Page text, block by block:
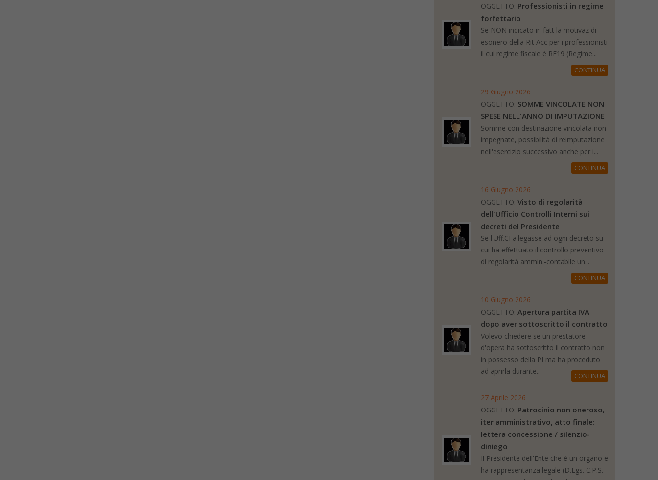
OGGETTO: Professionisti in regime
forfettario
Se NON indicato in fatt la motivaz di
esonero della Rit Acc per i professionisti
il cui regime fiscale è RF19 (Regime...
CONTINUA
29 Giugno 2026
OGGETTO: SOMME VINCOLATE NON
SPESE NELL'ANNO DI IMPUTAZIONE
Somme con destinazione vincolata non
impegnate, possibilità di reimputazione
nell'esercizio successivo anche per i...
CONTINUA
16 Giugno 2026
OGGETTO: Visto di regolarità
dell'Ufficio Controlli Interni sui
decreti del Presidente
Se l'Uff.CI allegasse ad ogni decreto su
cui ha effettuato il controllo preventivo
di regolarità ammin.-contabile un...
CONTINUA
10 Giugno 2026
OGGETTO: Apertura partita IVA
dopo aver sottoscritto il contratto
Volevo chiedere se un prestatore
d'opera ha sottoscritto il contratto non
in possesso della PI ma ha proceduto
ad aprirla durante...
CONTINUA
27 Aprile 2026
OGGETTO: Patrocinio non oneroso,
iter amministrativo, atto finale:
lettera concessione / silenzio-
diniego
Il Presidente dell'Ente che è un organo e
ha rappresentanza legale (D.Lgs. C.P.S.